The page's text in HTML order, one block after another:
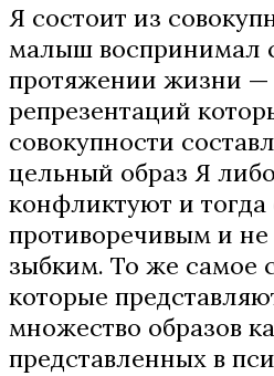
Я состоит из
малыш воспринимал
протяжении жизни
репрезентаций
совокупности
цельный образ Я
конфликтуют и
противоречивым и
зыбким. То же самое
которые
множество образов
представленных в